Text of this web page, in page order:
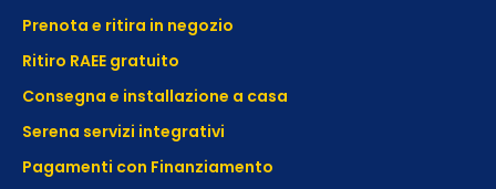
Prenota e ritira in negozio
Ritiro RAEE gratuito
Consegna e installazione a casa
Serena servizi integrativi
Pagamenti con Finanziamento